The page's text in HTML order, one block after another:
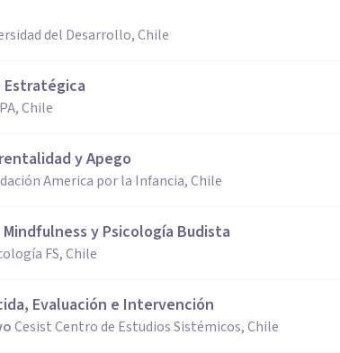
del Desarrollo, Chile
Estratégica
Chile
y Apego
America por la Infancia, Chile
y Psicología Budista
FS, Chile
Evaluación e Intervención
Cesist Centro de Estudios Sistémicos, Chile